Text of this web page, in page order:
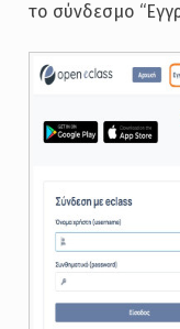
το σύνδεσμο